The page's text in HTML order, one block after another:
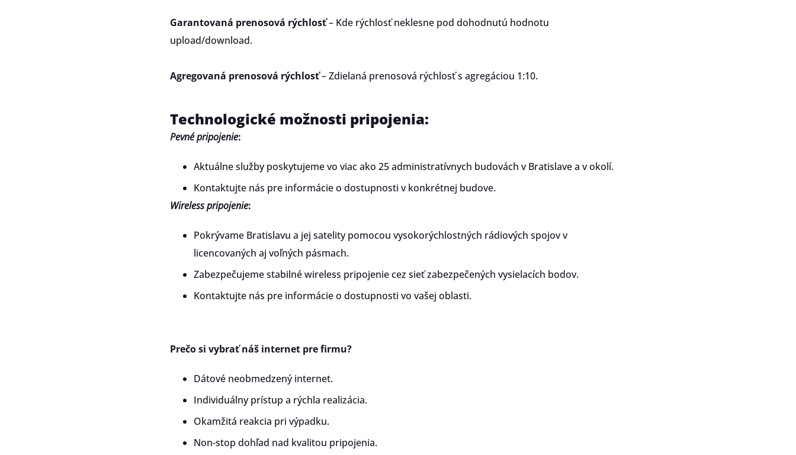
poskytujúceho službu
Garantovaná prenosová rýchlosť– Kde rýchlosť neklesne pod dohodnutú hodnotu
upload/download.
Agregovaná prenosová rýchlosť– Zdielaná prenosová rýchlosť s agregáciou 1:10.
Technologické možnosti pripojenia:
Pevné pripojenie:
Aktuálne služby poskytujeme vo viac ako 25 administratívnych budovách v Bratislave a v okolí.
Kontaktujte nás pre informácie o dostupnosti v konkrétnej budove.
Wireless pripojenie:
Pokrývame Bratislavu a jej satelity pomocou vysokorýchlostných rádiových spojov v
licencovaných aj voľných pásmach.
Zabezpečujeme stabilné wireless pripojenie cez sieť zabezpečených vysielacích bodov.
Kontaktujte nás pre informácie o dostupnosti vo vašej oblasti.
Prečo si vybrať náš internet pre firmu?
Dátové neobmedzený internet.
Individuálny prístup a rýchla realizácia.
Okamžitá reakcia pri výpadku.
Non-stop dohľad nad kvalitou pripojenia.